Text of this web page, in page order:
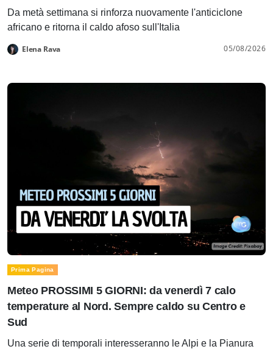
Da metà settimana si rinforza nuovamente l'anticiclone
africano e ritorna il caldo afoso sull'Italia
Elena Rava 05/08/2026
Prima Pagina
Meteo PROSSIMI 5 GIORNI: da venerdì 7 calo
temperature al Nord. Sempre caldo su Centro e
Sud
Una serie di temporali interesseranno le Alpi e la Pianura